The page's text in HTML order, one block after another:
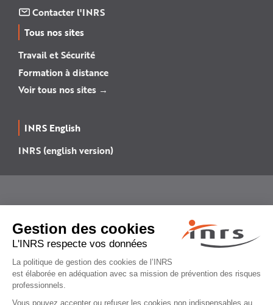
Contacter l'INRS
Tous nos sites
Travail et Sécurité
Formation à distance
Voir tous nos sites →
INRS English
INRS (english version)
Politique de confidentialité
Gestion des cookies
© INRS 2026